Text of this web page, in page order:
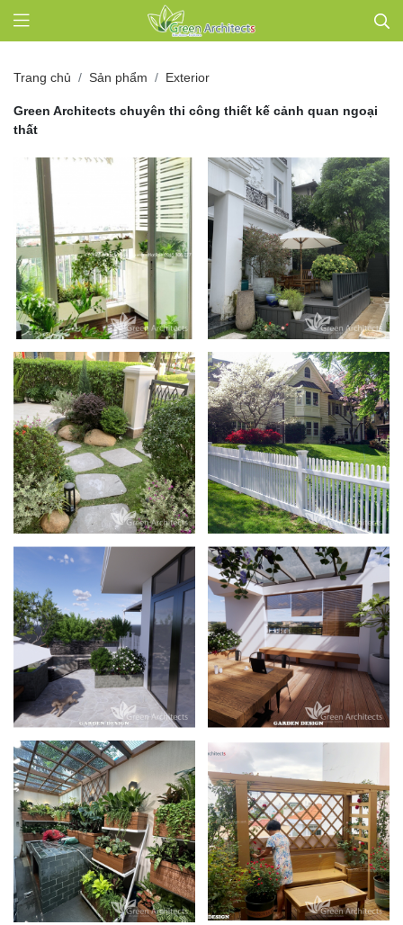
Trang chủ Sản phẩm Exterior
Green Architects chuyên thi công thiết kế cảnh quan ngoại
thất